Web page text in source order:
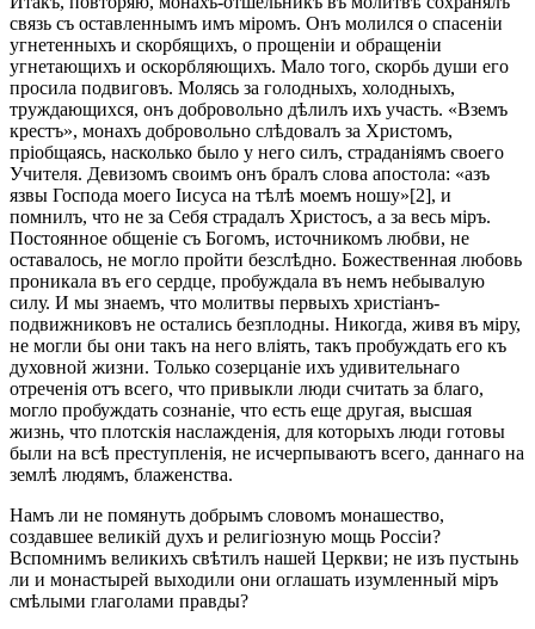
связь съ оставленнымъ имъ міромъ. Онъ молился о спасеніи
угнетенныхъ и скорбящихъ, о прощеніи и обращеніи
угнетающихъ и оскорбляющихъ. Мало того, скорбь души его
просила подвиговъ. Молясь за голодныхъ, холодныхъ,
труждающихся, онъ добровольно дѣлилъ ихъ участь. «Вземъ
крестъ», монахъ добровольно слѣдовалъ за Христомъ,
пріобщаясь, насколько было у него силъ, страданіямъ своего
Учителя. Девизомъ своимъ онъ бралъ слова апостола: «азъ
язвы Господа моего Іисуса на тѣлѣ моемъ ношу»[2], и
помнилъ, что не за Себя страдалъ Христосъ, а за весь міръ.
Постоянное общеніе съ Богомъ, источникомъ любви, не
оставалось, не могло пройти безслѣдно. Божественная любовь
проникала въ его сердце, пробуждала въ немъ небывалую
силу. И мы знаемъ, что молитвы первыхъ христіанъ-
подвижниковъ не остались безплодны. Никогда, живя въ міру,
не могли бы они такъ на него вліять, такъ пробуждать его къ
духовной жизни. Только созерцаніе ихъ удивительнаго
отреченія отъ всего, что привыкли люди считать за благо,
могло пробуждать сознаніе, что есть еще другая, высшая
жизнь, что плотскія наслажденія, для которыхъ люди готовы
были на всѣ преступленія, не исчерпываютъ всего, даннаго на
землѣ людямъ, блаженства.
Намъ ли не помянуть добрымъ словомъ монашество,
создавшее великій духъ и религіозную мощь Россіи?
Вспомнимъ великихъ свѣтилъ нашей Церкви; не изъ пустынь
ли и монастырей выходили они оглашать изумленный міръ
смѣлыми глаголами правды?